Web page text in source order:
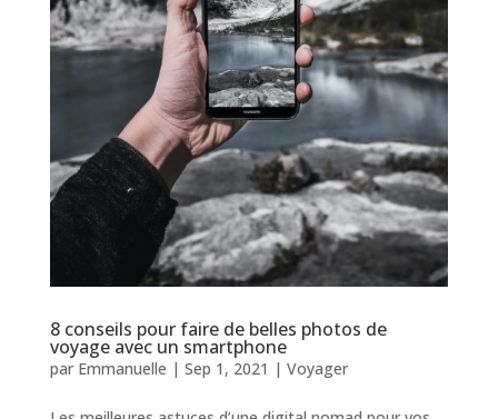
8 conseils pour faire de belles photos de
voyage avec un smartphone
par Emmanuelle | Sep 1, 2021 | Voyager